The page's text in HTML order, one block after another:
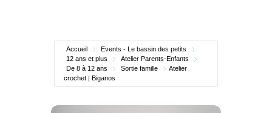
Accueil
Events - Le bassin des petits
12 ans et plus
Atelier Parents-Enfants
De 8 à 12 ans
Sortie famille
Atelier
crochet | Biganos